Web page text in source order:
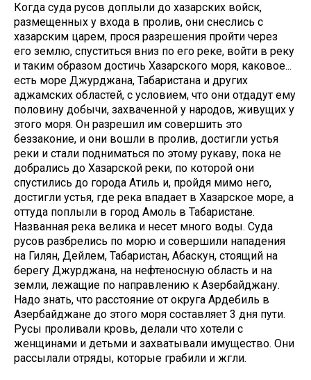
Когда суда русов доплыли до хазарских войск,
размещенных у входа в пролив, они снеслись с
хазарским царем, прося разрешения пройти через
его землю, спуститься вниз по его реке, войти в реку
и таким образом достичь Хазарского моря, каковое...
есть море Джурджана, Табаристана и других
аджамских областей, с условием, что они отдадут ему
половину добычи, захваченной у народов, живущих у
этого моря. Он разрешил им совершить это
беззаконие, и они вошли в пролив, достигли устья
реки и стали подниматься по этому рукаву, пока не
добрались до Хазарской реки, по которой они
спустились до города Атиль и, пройдя мимо него,
достигли устья, где река впадает в Хазарское море, а
оттуда поплыли в город Амоль в Табаристане.
Названная река велика и несет много воды. Суда
русов разбрелись по морю и совершили нападения
на Гилян, Дейлем, Табаристан, Абаскун, стоящий на
берегу Джурджана, на нефтеносную область и на
земли, лежащие по направлению к Азербайджану.
Надо знать, что расстояние от округа Ардебиль в
Азербайджане до этого моря составляет 3 дня пути.
Русы проливали кровь, делали что хотели с
женщинами и детьми и захватывали имущество. Они
рассылали отряды, которые грабили и жгли.